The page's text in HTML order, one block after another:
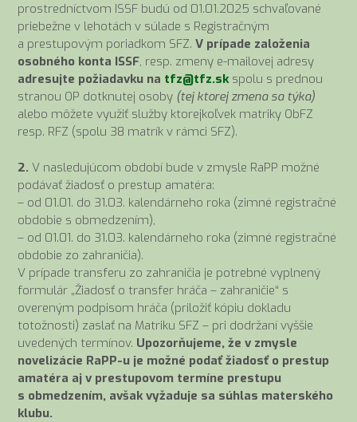
prostredníctvom ISSF budú od 01.01.2025 schvaľované
priebežne v lehotách v súlade s Registračným
a prestupovým poriadkom SFZ. V prípade založenia
osobného konta ISSF, resp. zmeny e-mailovej adresy
adresujte požiadavku na tfz@tfz.skspolu s prednou
stranou OP dotknutej osoby (tej ktorej zmena sa týka)
alebo môžete využiť služby ktorejkoľvek matriky ObFZ
resp. RFZ (spolu 38 matrík v rámci SFZ).
2. V nasledujúcom období bude v zmysle RaPP možné
podávať žiadosť o prestup amatéra:
– od 01.01. do 31.03. kalendárneho roka (zimné registračné
obdobie s obmedzením),
– od 01.01. do 31.03. kalendárneho roka (zimné registračné
obdobie zo zahraničia).
V prípade transferu zo zahraničia je potrebné vyplnený
formulár „Žiadosť o transfer hráča – zahraničie“ s
overeným podpisom hráča (priložiť kópiu dokladu
totožnosti) zaslať na Matriku SFZ – pri dodržaní vyššie
uvedených termínov. Upozorňujeme, že v zmysle
novelizácie RaPP-u je možné podať žiadosť o prestup
amatéra aj v prestupovom termíne prestupu
s obmedzením, avšak vyžaduje sa súhlas materského
klubu.